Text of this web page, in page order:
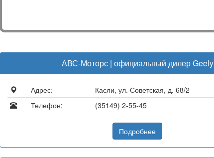
АВС-Моторс | официальный дилер Geely
Адрес:
Касли, ул. Советская, д. 68/2
Телефон:
(35149) 2-55-45
Подробнее